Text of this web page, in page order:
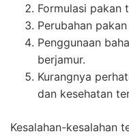
Formulasi pakan
Perubahan
Penggunaan
berjamur.
Kurangnya
dan kesehatan
Kesalahan-kesalahan